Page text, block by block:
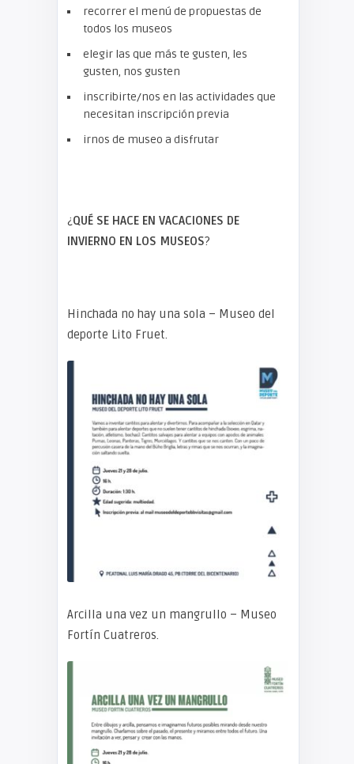
recorrer el menú de propuestas de
todos los museos
elegir las que más te gusten, les
gusten, nos gusten
inscribirte/nos en las actividades que
necesitan inscripción previa
irnos de museo a disfrutar
¿QUÉ SE HACE EN VACACIONES DE
INVIERNO EN LOS MUSEOS?
Hinchada no hay una sola – Museo del
deporte Lito Fruet.
Arcilla una vez un mangrullo – Museo
Fortín Cuatreros.